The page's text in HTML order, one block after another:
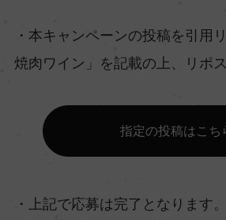
・本キャンペーンの投稿を引用
焼肉ワイン」を記載の上、リポ
指定の投稿はこち
・上記で応募は完了となります